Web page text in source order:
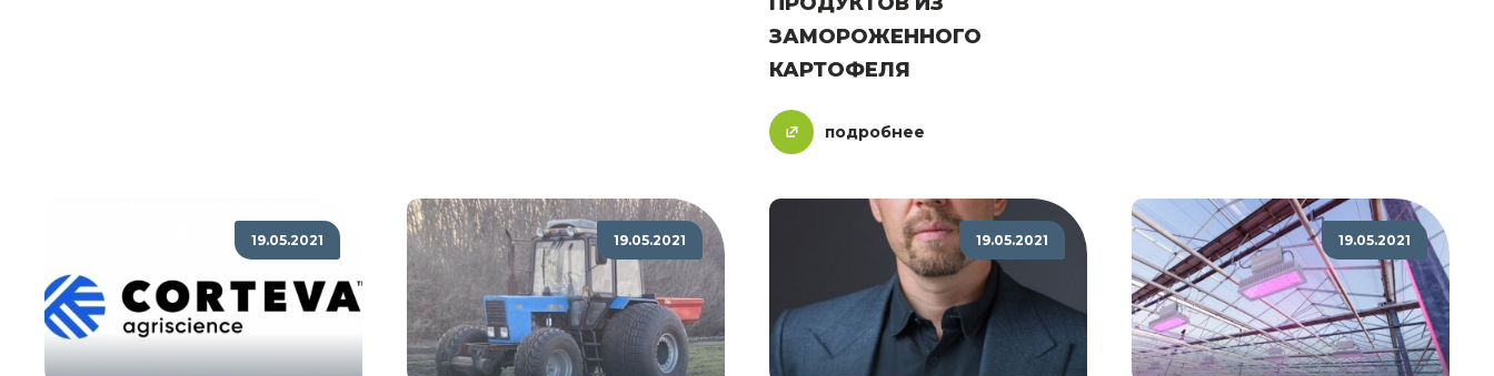
ЗАМОРОЖЕННОГО
КАРТОФЕЛЯ
подробнее
19.05.2021 19.05.2021 19.05.2021 19.05.2021